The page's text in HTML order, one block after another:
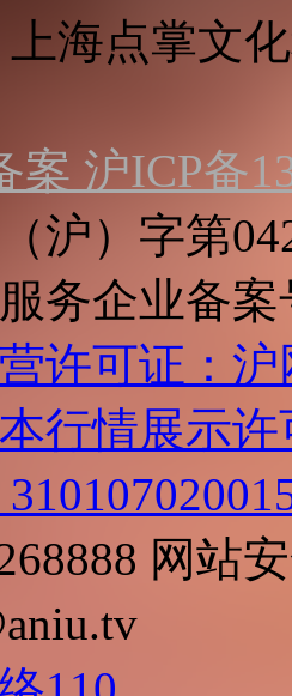
上海点掌文
案 沪ICP备
沪）字第
务企业备案
许可证：
行情展示许
网站